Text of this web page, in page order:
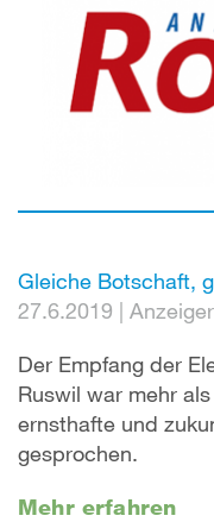
Gleiche Botschaft,
27.6.2019 |
Der Empfang der
Ruswil war mehr
ernsthafte und
gesprochen.
Mehr erfahren